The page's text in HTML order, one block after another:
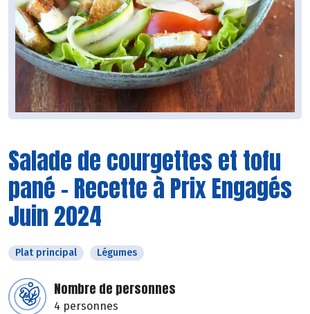
Salade de courgettes et tofu
pané - Recette à Prix Engagés
Juin 2024
Plat principal Légumes
Nombre de personnes
4 personnes